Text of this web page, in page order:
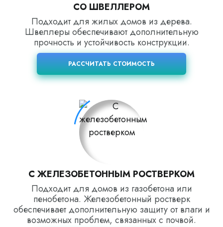
СО ШВЕЛЛЕРОМ
Подходит для жилых домов из дерева.
Швеллеры обеспечивают дополнительную
прочность и устойчивость конструкции.
РАССЧИТАТЬ СТОИМОСТЬ
С ЖЕЛЕЗОБЕТОННЫМ РОСТВЕРКОМ
Подходит для домов из газобетона или
пенобетона. Железобетонный ростверк
обеспечивает дополнительную защиту от влаги и
возможных проблем, связанных с почвой.